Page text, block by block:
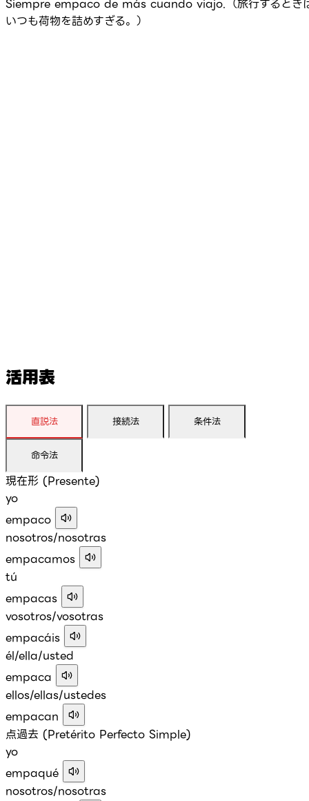
Siempre empaco de más cuando viajo.（旅行するとき
いつも荷物を詰めすぎる。）
活用表
直説法 接続法 条件法
命令法
現在形 (Presente)
yo
empaco
nosotros/nosotras
empacamos
tú
empacas
vosotros/vosotras
empacáis
él/ella/usted
empaca
ellos/ellas/ustedes
empacan
点過去 (Pretérito Perfecto Simple)
yo
empaqué
nosotros/nosotras